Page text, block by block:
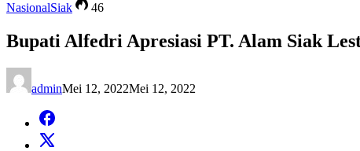
NasionalSiak 46
Bupati Alfedri Apresiasi PT. Alam Siak
adminMei 12, 2022Mei 12, 2022